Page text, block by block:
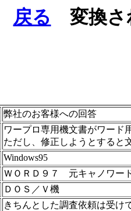
戻る 変換さ
弊社のお客様への回答
ワープロ専用機文書がワード
ただし、修正しようとすると
Windows95
ＷＯＲＤ９７ 元キャノワー
ＤＯＳ／Ｖ機
きちんとした調査依頼は受け